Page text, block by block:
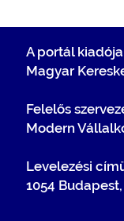
A portál
Magyar
Felelős
Modern
Levelezési
1054